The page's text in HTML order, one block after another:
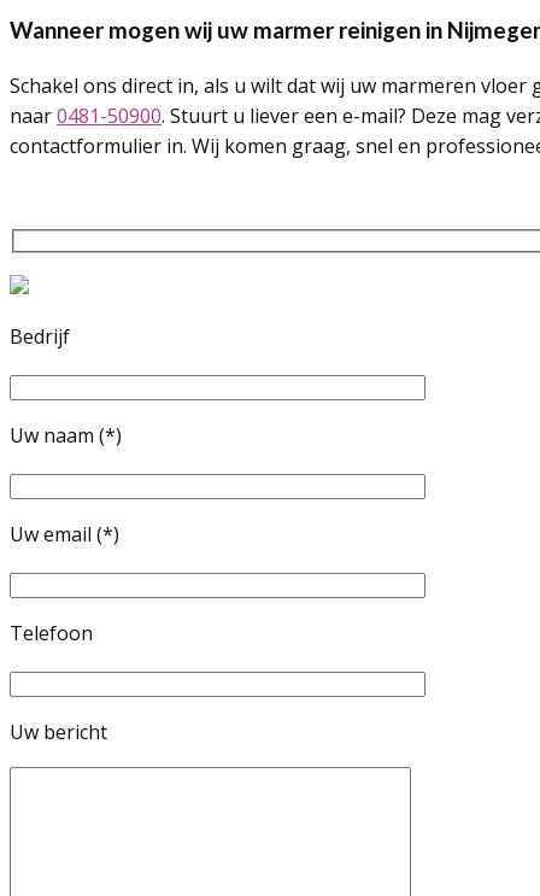
Wanneer mogen wij uw marmer reinigen in
Schakel ons direct in, als u wilt dat wij uw marmeren
naar0481-50900. Stuurt u liever een e-mail? Deze mag
contactformulier in. Wij komen graag, snel en
Bedrijf
Uw naam (*)
Uw email (*)
Telefoon
Uw bericht